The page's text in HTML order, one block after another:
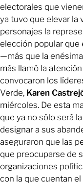
electorales que
ya tuvo que elevar la
personajes la
elección popular que
—más que la
más llamó la
convocaron los
Verde, Karen
miércoles. De esta
que ya no sólo será
designar a sus
aseguraron que las
que preocuparse de
organizaciones
con la que cuentan